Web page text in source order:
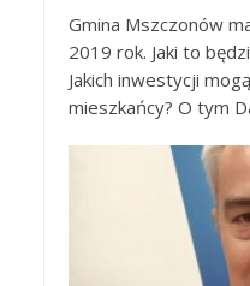
Gmina Mszczonów
2019 rok. Jaki to
Jakich inwestycji
mieszkańcy? O tym